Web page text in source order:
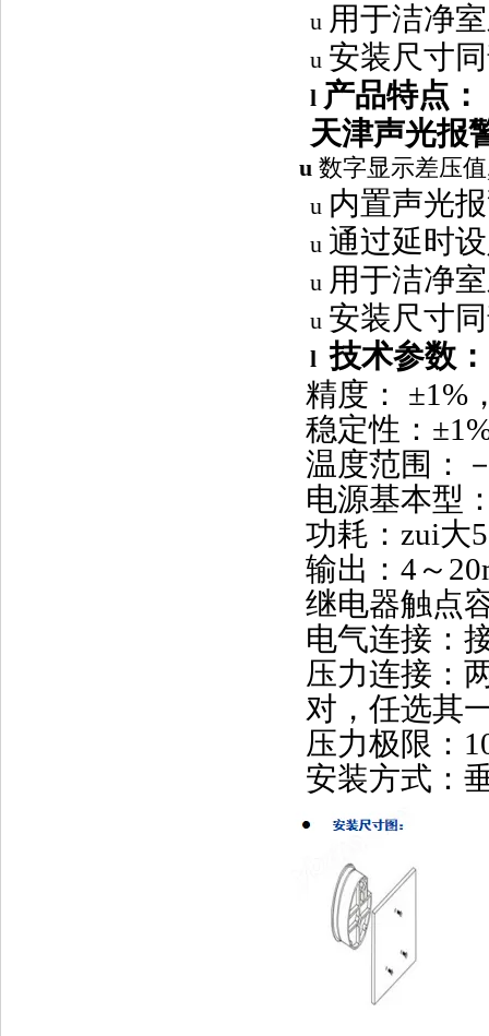
u 用于洁净
u 安装尺寸
l 产品特点：
天津声光报
u 数字显示差压
u 内置声光
u 通过延时
u 用于洁净
u 安装尺寸
l 技术参数：
精度： ±1%
稳定性：
温度范围：
电源基本型
功耗：zui大
输出：4～
继电器触点
电气连接：
压力连接：
对，任选其
压力极限：
安装方式：